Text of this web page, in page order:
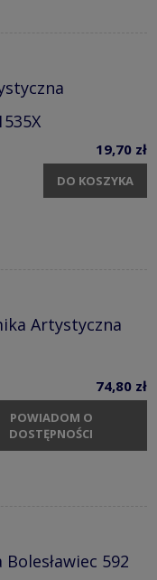
19,70 zł
DO KOSZYKA
Artystyczna
74,80 zł
POWIADOM O
DOSTĘPNOŚCI
592